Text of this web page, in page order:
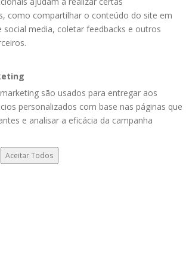
como compartilhar o conteúdo do site em
social media, coletar feedbacks e outros
são usados para entregar aos
personalizados com base nas páginas que
e analisar a eficácia da campanha
Aceitar Todos